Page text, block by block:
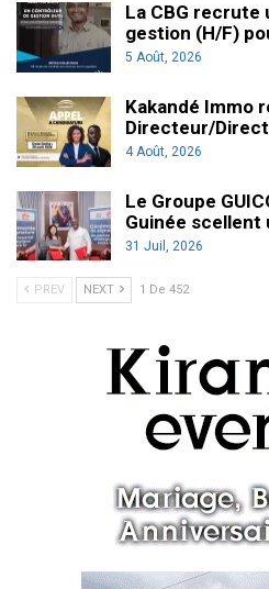
La CBG recrute
gestion (H/F)
5 Août, 2026
Kakandé Immo
Directeur/
4 Août, 2026
Le Groupe
Guinée
31 Juil, 2026
PREV NEXT 1 De 452